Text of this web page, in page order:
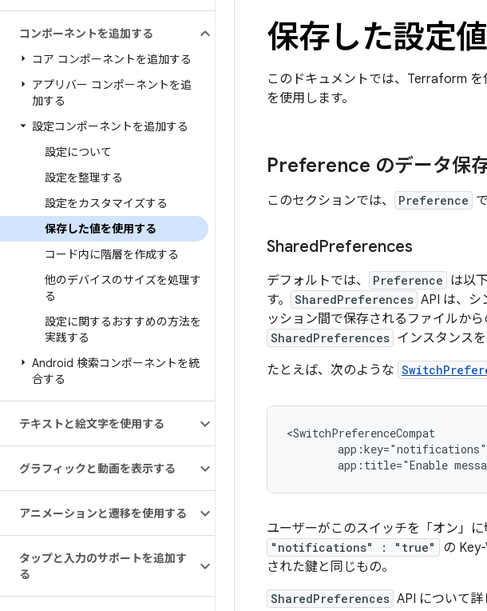
コンポーネントを追加する
コア コンポーネントを追加する
アプリバー コンポーネントを追
加する
設定コンポーネントを追加する
設定について
設定を整理する
設定をカスタマイズする
保存した値を使用する
コード内に階層を作成する
他のデバイスのサイズを処理す
る
設定に関するおすすめの方法を
実践する
Android 検索コンポーネントを統
合する
テキストと絵文字を使用する
グラフィックと動画を表示する
アニメーションと遷移を使用する
タップと入力のサポートを追加す
る
保存した設定
このドキュメントでは、Terraform
を使用します。
Preference のデータ保
このセクションでは、 Preference
SharedPreferences
デフォルトでは、 Preference は以
す。
SharedPreferences API は、シ
ッション間で保存されるファイルか
SharedPreferences インスタンス
たとえば、次のような
app:title="Enable
ユーザーがこのスイッチを「オン」
"notifications" : "true" の
された鍵と同じもの。
SharedPreferences API について詳